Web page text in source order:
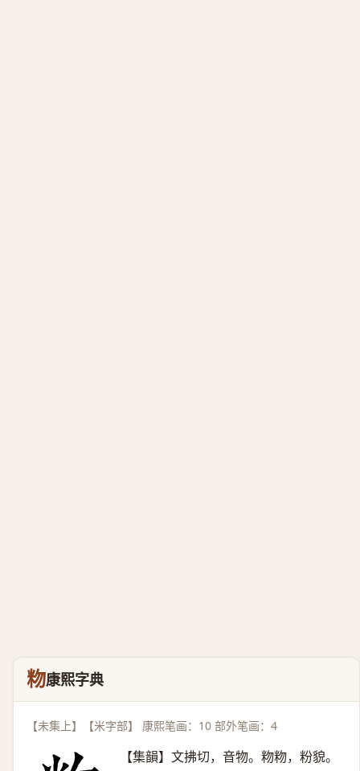
粅康熙字典
【未集上】【米字部】 康熙笔画：10 部外笔画：4
【集韻】文拂切，音物。粅粅，粉貌。